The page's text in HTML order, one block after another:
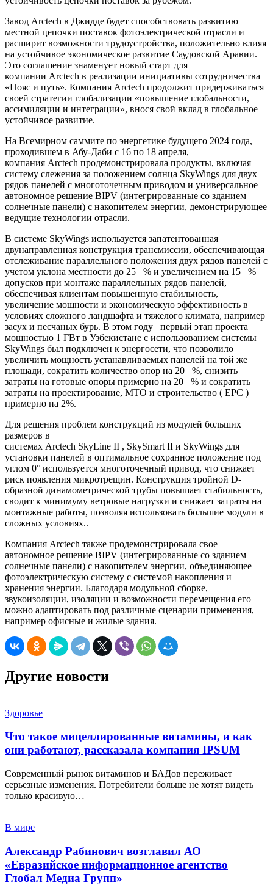
Завод Arctech в Джидде будет способствовать развитию
местной цепочки поставок фотоэлектрической отрасли и
расширит возможности трудоустройства, положительно влияя
на устойчивое экономическое развитие Саудовской Аравии.
Это соглашение знаменует новый старт для
компании Arctech в реализации инициативы сотрудничества
«Пояс и путь». Компания Arctech продолжит придерживаться
своей стратегии глобализации «повышение глобальности,
ассимиляции и интеграции», внося свой вклад в глобальное
устойчивое развитие.
На Всемирном саммите по энергетике будущего 2024 года,
проходившем в Абу-Даби с 16 по 18 апреля,
компания Arctech продемонстрировала продукты, включая
систему слежения за положением солнца SkyWings для двух
рядов панелей с многоточечным приводом и универсальное
автономное решение BIPV (интегрированные со зданием
солнечные панели) с накопителем энергии, демонстрирующее
ведущие технологии отрасли.
В системе SkyWings используется запатентованная
двунаправленная конструкция трансмиссии, обеспечивающая
отслеживание параллельного положения двух рядов панелей с
учетом уклона местности до 25 % и увеличением на 15 %
допусков при монтаже параллельных рядов панелей,
обеспечивая клиентам повышенную стабильность,
увеличение мощности и экономическую эффективность в
условиях сложного ландшафта и тяжелого климата, например
засух и песчаных бурь. В этом году первый этап проекта
мощностью 1 ГВт в Узбекистане с использованием системы
SkyWings был подключен к энергосети, что позволило
увеличить мощность устанавливаемых панелей на той же
площади, сократить количество опор на 20 %, снизить
затраты на готовые опоры примерно на 20 % и сократить
затраты на проектирование, МТО и строительство ( EPC )
примерно на 2%.
Для решения проблем конструкций из модулей больших
размеров в
системах Arctech SkyLine II , SkySmart II и SkyWings для
установки панелей в оптимальное сохранное положение под
углом 0° используется многоточечный привод, что снижает
риск появления микротрещин. Конструкция тройной D-
образной динамометрической трубы повышает стабильность,
сводит к минимуму ветровые нагрузки и снижает затраты на
монтажные работы, позволяя использовать большие модули в
сложных условиях..
Компания Arctech также продемонстрировала свое
автономное решение BIPV (интегрированные со зданием
солнечные панели) с накопителем энергии, объединяющее
фотоэлектрическую систему с системой накопления и
хранения энергии. Благодаря модульной сборке,
звукоизоляции, изоляции и возможности перемещения его
можно адаптировать под различные сценарии применения,
например офисные и жилые здания.
Другие новости
Здоровье
Что такое мицеллированные витамины, и как
они работают, рассказала компания IPSUM
Современный рынок витаминов и БАДов переживает
серьезные изменения. Потребители больше не хотят видеть
только красивую…
В мире
Александр Рабинович возглавил АО
«Евразийское информационное агентство
Глобал Медиа Групп»